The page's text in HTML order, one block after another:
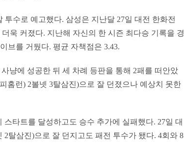
수로 예고했다. 삼성은 지난달 27일 대전 한화전
욱 커졌다. 지난해 자신의 한 시즌 최다승 기록을 경
브를 거뒀다. 평균 자책점은 3.43.
냥에 성공한 뒤 세 차례 등판을 통해 2패를 떠안았
홈런) 2볼넷 3탈삼진)으로 잘 던졌으나 예상치 못한
타트를 달성하고도 승수 추가에 실패했다. 27일 대
탈삼진)으로 잘 던지고도 패전 투수가 됐다. 4회와 8